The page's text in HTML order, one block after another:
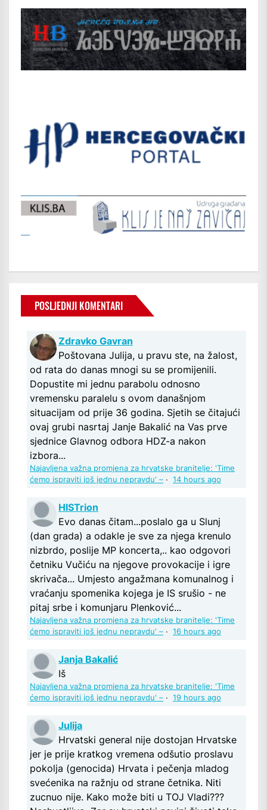
POSLJEDNJI KOMENTARI
Zdravko Gavran
Poštovana Julija, u pravu ste, na žalost,
od rata do danas mnogi su se promijenili.
Dopustite mi jednu parabolu odnosno
vremensku paralelu s ovom današnjom
situacijam od prije 36 godina. Sjetih se čitajući
ovaj grubi nasrtaj Janje Bakalić na Vas prve
sjednice Glavnog odbora HDZ-a nakon
izbora...
Najavljena važna promjena za hrvatske branitelje: 'Time
ćemo ispraviti još jednu nepravdu' – · 14 hours ago
HISTrion
Evo danas čitam...poslalo ga u Slunj
(dan grada) a odakle je sve za njega krenulo
nizbrdo, poslije MP koncerta,.. kao odgovori
četniku Vučiću na njegove provokacije i igre
skrivača... Umjesto angažmana komunalnog i
vraćanju spomenika kojega je IS srušio - ne
pitaj srbe i komunjaru Plenković...
Najavljena važna promjena za hrvatske branitelje: 'Time
ćemo ispraviti još jednu nepravdu' – · 16 hours ago
Janja Bakalić
Iš
Najavljena važna promjena za hrvatske branitelje: 'Time
ćemo ispraviti još jednu nepravdu' – · 19 hours ago
Julija
Hrvatski general nije dostojan Hrvatske
jer je prije kratkog vremena odšutio proslavu
pokolja (genocida) Hrvata i pečenja mladog
svećenika na ražnju od strane četnika. Niti
zucnuo nije. Kako može biti u TOJ Vladi???